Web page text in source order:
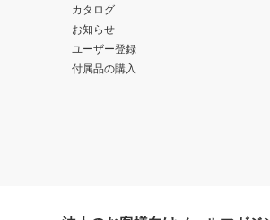
カタログ
お知らせ
ユーザー登録
付属品の購入